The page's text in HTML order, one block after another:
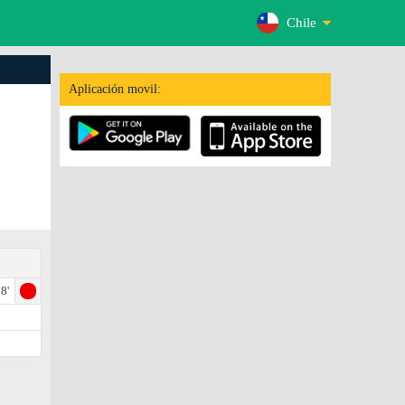
Chile
Aplicación movil: